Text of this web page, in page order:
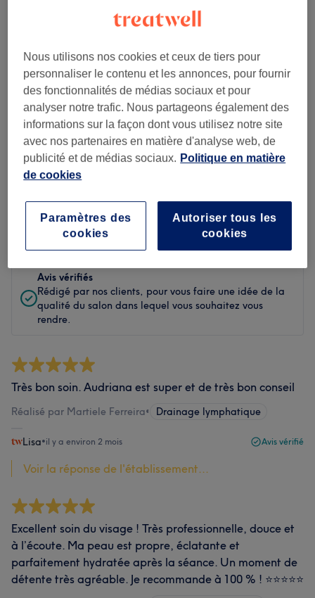
Propreté
Personnel
Filtrer les avis
Soin de
beauté
Évaluation Filtrer par évaluation
Avis vérifiés
Rédigé par nos clients, pour vous faire une idée de la
qualité du salon dans lequel vous souhaitez vous
rendre.
Très bon soin. Audriana est super et de très bon conseil
Réalisé par Martiele Ferreira• Drainage lymphatique
Lisa•il y a environ 2 mois Avis vérifié
Voir la réponse de l'établissement...
Excellent soin du visage ! Très professionnelle, douce et
à l’écoute. Ma peau est propre, éclatante et
parfaitement hydratée après la séance. Un moment de
détente très agréable. Je recommande à 100 % ! ⭐⭐⭐⭐⭐
Nous utilisons nos cookies et ceux de tiers pour
personnaliser le contenu et les annonces, pour fournir
des fonctionnalités de médias sociaux et pour
analyser notre trafic. Nous partageons également des
informations sur la façon dont vous utilisez notre site
avec nos partenaires en matière d'analyse web, de
publicité et de médias sociaux. Politique en matière
de cookies
Autoriser tous les
cookies
Paramètres des
cookies